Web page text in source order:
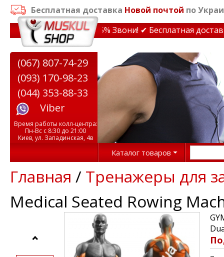
Бесплатная доставка Новой почтой по
на тренажеры до 15% Звони! ✔ Бесплатная доставка
(067) 807-74-29
(093) 170-98-23
(044) 353-88-33
Viber
Время работы колл-центра:
Пн-Вс с 8:30 до 21:00
Киев, ул. Западинская, 4в
Каталог товаров
Главная / Тренажеры для
Medical Seated Rowing